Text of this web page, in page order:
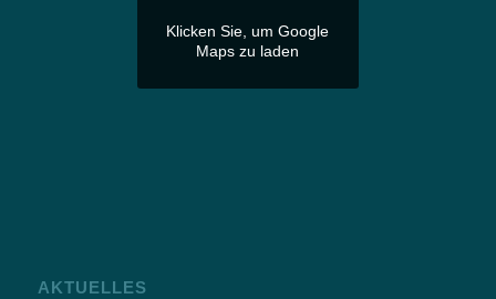
Klicken Sie, um Google
Maps zu laden
AKTUELLES